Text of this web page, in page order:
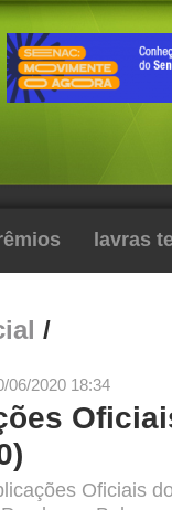
lavras
/
06/2020 18:34
Oficiais